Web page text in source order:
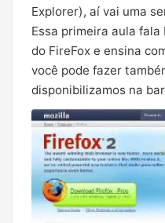
Explorer), aí vai uma
Essa primeira aula
do FireFox e ensina
você pode fazer
disponibilizamos na